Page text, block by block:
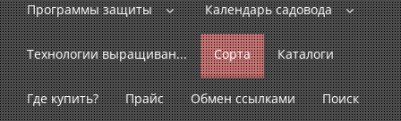
Программы защиты Календарь садовода
Технологии выращиван... Сорта Каталоги
Где купить? Прайс Обмен ссылками Поиск